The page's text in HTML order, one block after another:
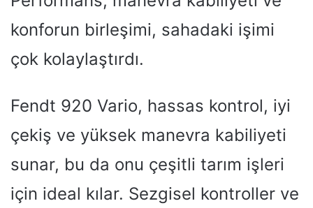
konforun birleşimi, sahadaki işimi
çok kolaylaştırdı.
Fendt 920 Vario, hassas kontrol, iyi
çekiş ve yüksek manevra kabiliyeti
sunar, bu da onu çeşitli tarım işleri
için ideal kılar. Sezgisel kontroller ve